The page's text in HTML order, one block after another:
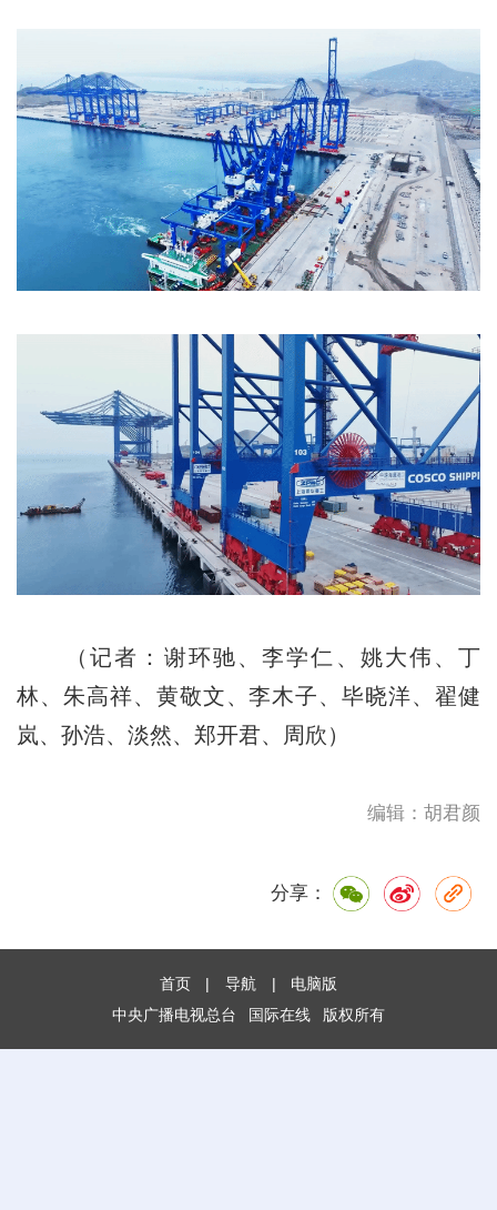
（记者：谢环驰、李学仁、姚大伟、丁
林、朱高祥、黄敬文、李木子、毕晓洋、翟健
岚、孙浩、淡然、郑开君、周欣）
编辑：胡君颜
分享：
首页 | 导航 |
电脑版
中央广播电视总台
国际在线 版权所有